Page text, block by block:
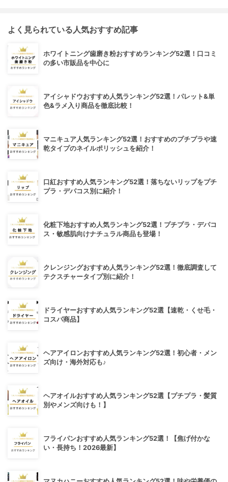
よく見られている人気おすすめ記事
ホワイトニング歯磨き粉おすすめランキング52選！口コミ
の多い市販品を中心に
アイシャドウおすすめ人気ランキング52選！パレット&単
色&ラメ入り商品を徹底比較！
マニキュア人気ランキング52選！おすすめのプチプラや速
乾タイプのネイルポリッシュを紹介！
口紅おすすめ人気ランキング52選！落ちないリップをプチ
プラ・デパコス別に紹介！
化粧下地おすすめ人気ランキング52選！プチプラ・デパコ
ス・敏感肌向けナチュラル商品も登場！
クレンジングおすすめ人気ランキング52選！徹底調査して
テクスチャータイプ別に紹介！
ドライヤーおすすめ人気ランキング52選【速乾・くせ毛・
コスパ商品】
ヘアアイロンおすすめ人気ランキング52選！初心者・メン
ズ向け・海外対応も♪
ヘアオイルおすすめ人気ランキング52選【プチプラ・髪質
別やメンズ向けも！】
フライパンおすすめ人気ランキング52選！【焦げ付かな
い・長持ち！2026最新】